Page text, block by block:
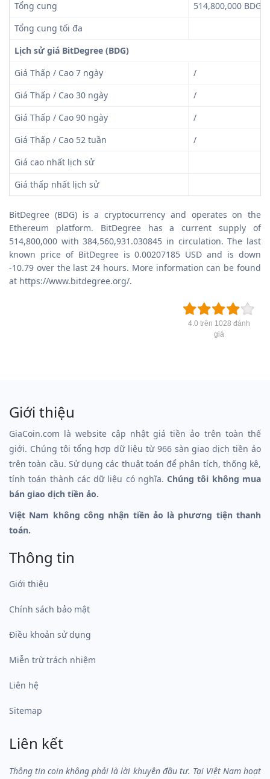
Tổng cung
514,800,000 BDG
Tổng cung tối đa
Lịch sử giá BitDegree (BDG)
Giá Thấp / Cao 7 ngày
/
Giá Thấp / Cao 30 ngày
/
Giá Thấp / Cao 90 ngày
/
Giá Thấp / Cao 52 tuần
/
Giá cao nhất lịch sử
Giá thấp nhất lịch sử
BitDegree (BDG) is a cryptocurrency and operates on the
Ethereum platform. BitDegree has a current supply of
514,800,000 with 384,560,931.030845 in circulation. The last
known price of BitDegree is 0.00207185 USD and is down
-10.79 over the last 24 hours. More information can be found
at https://www.bitdegree.org/.
4.0 trên 1028 đánh
giá
Giới thiệu
GiaCoin.com là website cập nhật giá tiền ảo trên toàn thế
giới. Chúng tôi tổng hợp dữ liệu từ 966 sàn giao dịch tiền ảo
trên toàn cầu. Sử dụng các thuật toán để phân tích, thống kê,
tính toán thành các dữ liệu có nghĩa.Chúng tôi không mua
bán giao dịch tiền ảo.
Việt Nam không công nhận tiền ảo là phương tiện thanh
toán.
Thông tin
Giới thiệu
Chính sách bảo mật
Điều khoản sử dụng
Miễn trừ trách nhiệm
Liên hệ
Sitemap
Liên kết
Thông tin coin không phải là lời khuyên đầu tư. Tại Việt Nam hoạt